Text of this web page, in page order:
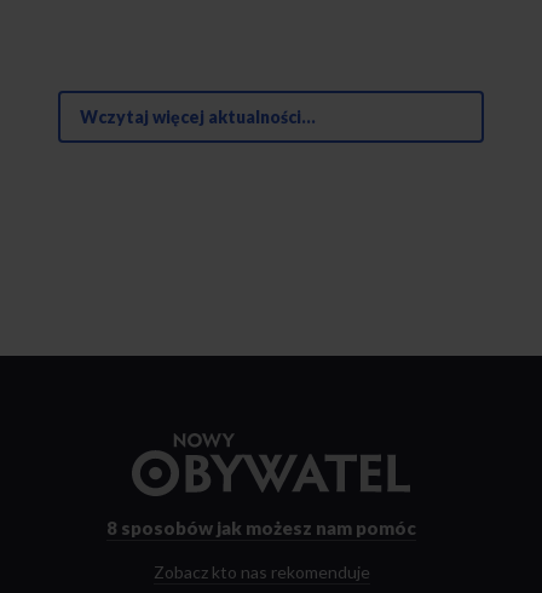
Wczytaj więcej aktualności...
strony
8 sposobów jak możesz nam pomóc
Zobacz kto nas rekomenduje